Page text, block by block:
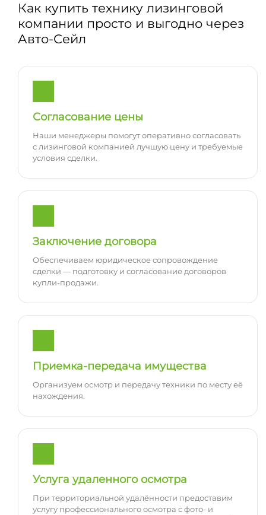
Как купить технику лизинговой
компании просто и выгодно через
Авто-Сейл
Согласование цены
Наши менеджеры помогут оперативно согласовать
с лизинговой компанией лучшую цену и требуемые
условия сделки.
Заключение договора
Обеспечиваем юридическое сопровождение
сделки — подготовку и согласование договоров
купли-продажи.
Приемка-передача имущества
Организуем осмотр и передачу техники по месту её
нахождения.
Услуга удаленного осмотра
При территориальной удалённости предоставим
услугу профессионального осмотра с фото- и